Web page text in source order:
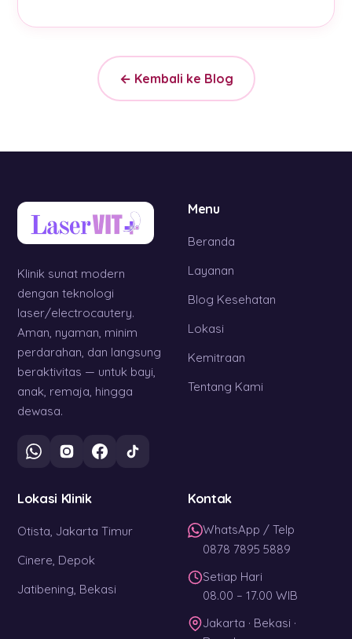
← Kembali ke Blog
Klinik sunat modern
dengan teknologi
laser/electrocautery.
Aman, nyaman, minim
perdarahan, dan langsung
beraktivitas — untuk bayi,
anak, remaja, hingga
dewasa.
Menu
Beranda
Layanan
Blog Kesehatan
Lokasi
Kemitraan
Tentang Kami
Lokasi Klinik
Otista, Jakarta Timur
Cinere, Depok
Jatibening, Bekasi
Kontak
WhatsApp / Telp
0878 7895 5889
Setiap Hari
08.00 – 17.00 WIB
Jakarta · Bekasi ·